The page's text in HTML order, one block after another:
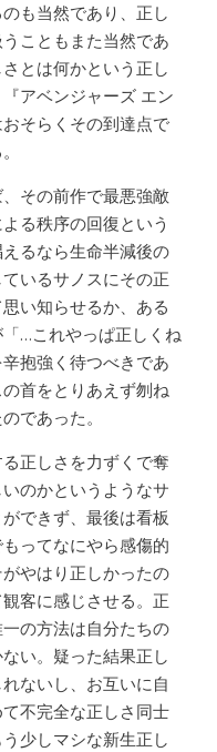
も当然であり、正し
こともまた当然であ
とは何かという正し
アベンジャーズ エン
そらくその到達点で
その前作で最悪強敵
る秩序の回復という
るなら生命半減後の
いるサノスにその正
い知らせるか、ある
…これやっぱ正しくね
抱強く待つべきであ
首をとりあえず刎ね
であった。
正しさを力ずくで奪
のかというようなサ
できず、最後は看板
ってなにやら感傷的
やはり正しかったの
客に感じさせる。正
の方法は自分たちの
い。疑った結果正し
ないし、お互いに自
不完全な正しさ同士
少しマシな新生正し